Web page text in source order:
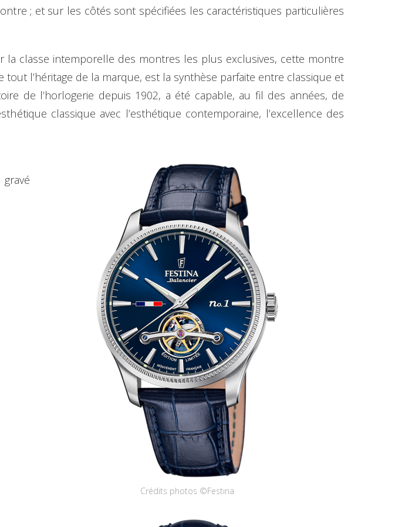
; et sur les côtés sont spécifiées les caractéristiques particulières
la classe intemporelle des montres les plus exclusives, cette montre
l’héritage de la marque, est la synthèse parfaite entre classique et
de l’horlogerie depuis 1902, a été capable, au fil des années, de
classique avec l’esthétique contemporaine, l’excellence des
Crédits photos ©Festina